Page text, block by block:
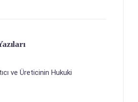
ve Üreticinin Hukuki